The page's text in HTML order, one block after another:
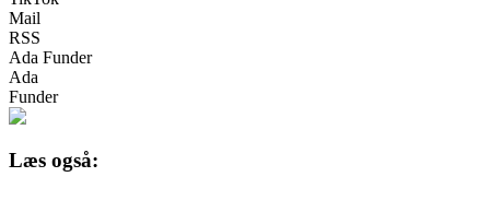
Mail
RSS
Ada Funder
Ada
Funder
Læs også: